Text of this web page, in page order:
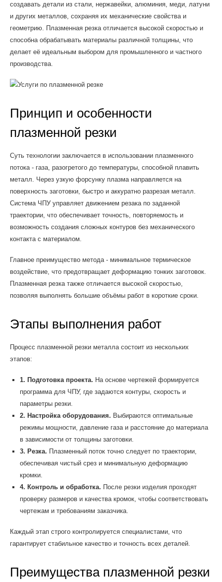
создавать детали из стали, нержавейки, алюминия, меди, латуни
и других металлов, сохраняя их механические свойства и
геометрию. Плазменная резка отличается высокой скоростью и
способна обрабатывать материалы различной толщины, что
делает её идеальным выбором для промышленного и частного
производства.
Принцип и особенности
плазменной резки
Суть технологии заключается в использовании плазменного
потока - газа, разогретого до температуры, способной плавить
металл. Через узкую форсунку плазма направляется на
поверхность заготовки, быстро и аккуратно разрезая металл.
Система ЧПУ управляет движением резака по заданной
траектории, что обеспечивает точность, повторяемость и
возможность создания сложных контуров без механического
контакта с материалом.
Главное преимущество метода - минимальное термическое
воздействие, что предотвращает деформацию тонких заготовок.
Плазменная резка также отличается высокой скоростью,
позволяя выполнять большие объёмы работ в короткие сроки.
Этапы выполнения работ
Процесс плазменной резки металла состоит из нескольких
этапов:
1. Подготовка проекта. На основе чертежей формируется
программа для ЧПУ, где задаются контуры, скорость и
параметры резки.
2. Настройка оборудования. Выбираются оптимальные
режимы мощности, давление газа и расстояние до материала
в зависимости от толщины заготовки.
3. Резка. Плазменный поток точно следует по траектории,
обеспечивая чистый срез и минимальную деформацию
кромки.
4. Контроль и обработка. После резки изделия проходят
проверку размеров и качества кромок, чтобы соответствовать
чертежам и требованиям заказчика.
Каждый этап строго контролируется специалистами, что
гарантирует стабильное качество и точность всех деталей.
Преимущества плазменной резки